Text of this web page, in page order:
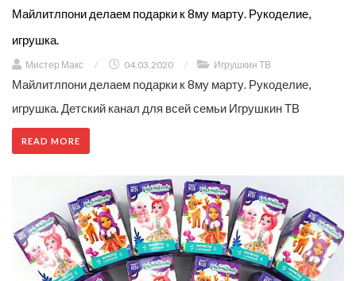
Майлитлпони делаем подарки к 8му марту. Рукоделие,
игрушка.
Мистер Макс / 04.03.2020 / Игрушкин ТВ
Майлитлпони делаем подарки к 8му марту. Рукоделие,
игрушка. Детский канал для всей семьи Игрушкин ТВ
READ MORE